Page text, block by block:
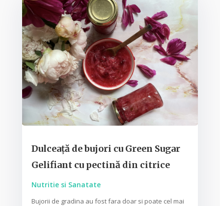
Dulceață de bujori cu Green Sugar
Gelifiant cu pectină din citrice
Nutritie si Sanatate
Bujorii de gradina au fost fara doar si poate cel mai